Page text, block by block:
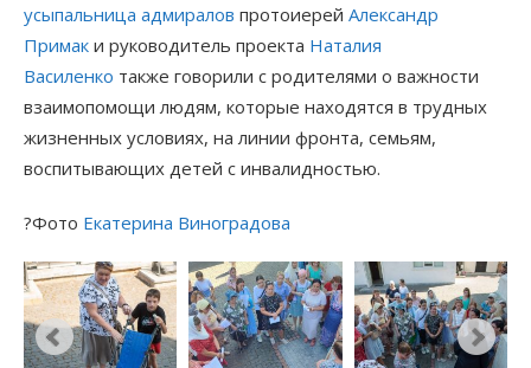
усыпальница адмиралов протоиерей Александр
Примак и руководитель проекта Наталия
Василенко также говорили с родителями о важности
взаимопомощи людям, которые находятся в трудных
жизненных условиях, на линии фронта, семьям,
воспитывающих детей с инвалидностью.
?Фото Екатерина Виноградова